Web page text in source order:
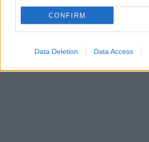
CONFIRM
Data Deletion Data Access